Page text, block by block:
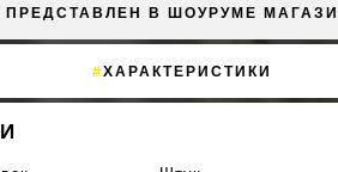
В ШОУРУМЕ
ХАРАКТЕРИСТИКИ